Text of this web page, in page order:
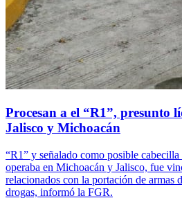
Procesan a el “R1”, presunto
Jalisco y Michoacán
“R1” y señalado como posible
operaba en Michoacán y Jalisco, fue
relacionados con la portación de armas
drogas, informó la FGR.